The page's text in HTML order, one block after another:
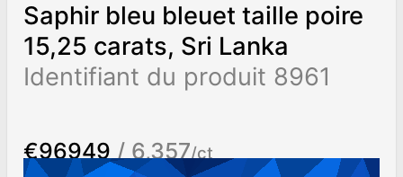
Saphir bleu bleuet taille poire
15,25 carats, Sri Lanka
Identifiant du produit 8961
€96949 / 6,357/ct